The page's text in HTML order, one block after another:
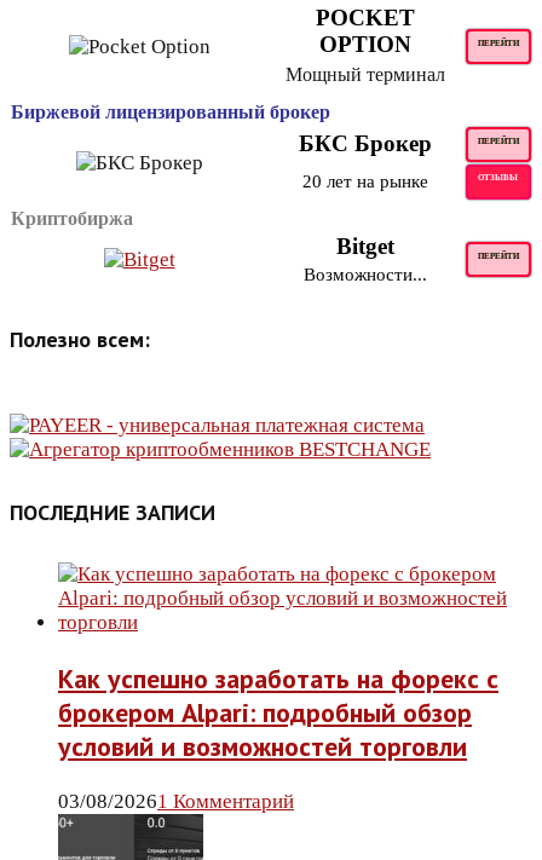
POCKET
OPTION
ПЕРЕЙТИ
Мощный терминал
Биржевой лицензированный брокер
БКС Брокер ПЕРЕЙТИ
20 лет на рынке ОТЗЫВЫ
Криптобиржа
Bitget ПЕРЕЙТИ
Возможности...
Полезно всем:
ПОСЛЕДНИЕ ЗАПИСИ
Как успешно заработать на форекс с
брокером Alpari: подробный обзор
условий и возможностей торговли
03/08/20261 Комментарий